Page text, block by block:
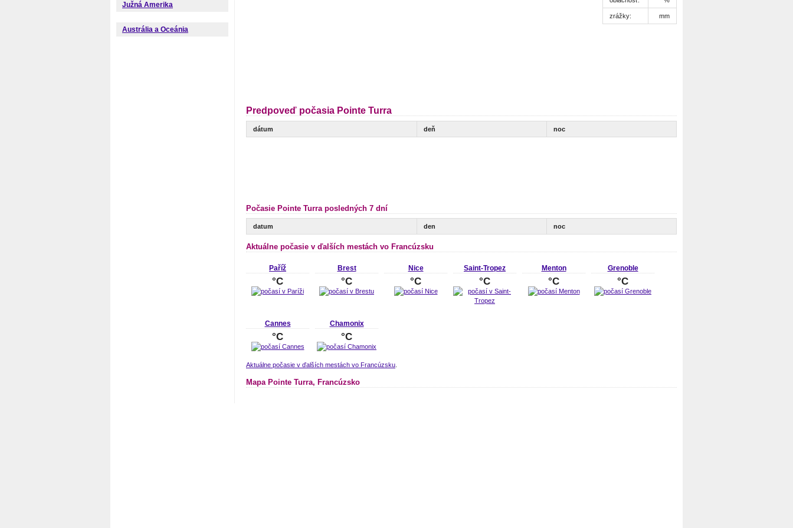
Južná Amerika
Austrália a Oceánia
zrážky: mm
Predpoveď počasia Pointe Turra
dátum deň noc
Počasie Pointe Turra posledných 7 dní
datum den noc
Aktuálne počasie v ďalších mestách vo Francúzsku
Paříž
°C
Brest
°C
Nice
°C
Saint-Tropez
°C
Menton
°C
Grenoble
°C
Cannes
°C
Chamonix
°C
Aktuálne počasie v ďalších mestách vo Francúzsku
Mapa Pointe Turra, Francúzsko